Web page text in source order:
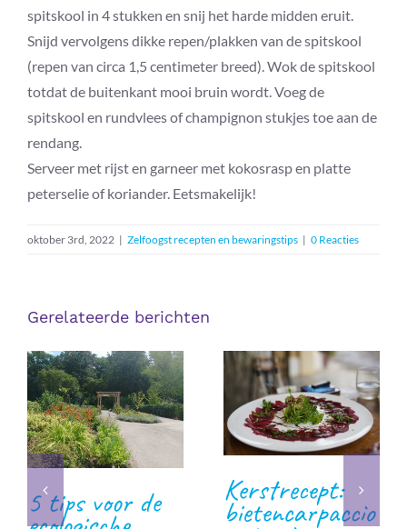
spitskool in 4 stukken en snij het harde midden eruit.
Snijd vervolgens dikke repen/plakken van de spitskool
(repen van circa 1,5 centimeter breed). Wok de spitskool
totdat de buitenkant mooi bruin wordt. Voeg de
spitskool en rundvlees of champignon stukjes toe aan de
rendang.
Serveer met rijst en garneer met kokosrasp en platte
peterselie of koriander. Eetsmakelijk!
oktober 3rd, 2022 | Zelfoogst recepten en bewaringstips | 0 Reacties
Gerelateerde berichten
5 tips voor de Kerstrecept:
bietencarpaccio